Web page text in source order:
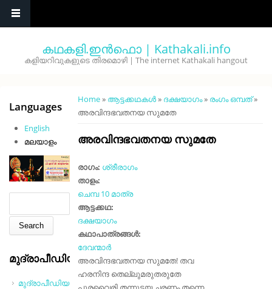
കഥകളി.ഇൻഫൊ | Kathakali.info
കളിയറിവുകളുടെ തിരമൊഴി | The internet Kathakali hangout
You are here
Home» ആട്ടക്കഥകൾ» ദക്ഷയാഗം» രംഗം ഒമ്പത്»
അരവിന്ദഭവതനയ സുമതേ
അരവിന്ദഭവതനയ സുമതേ
രാഗം: ശ്രീരാഗം
താളം:
ചെമ്പ 10 മാത്ര
ആട്ടക്കഥ:
ദക്ഷയാഗം
കഥാപാത്രങ്ങൾ:
ദേവന്മാർ
അരവിന്ദഭവതനയ സുമതേ! തവ
ഹരനിന്ദ തെല്ലുമരുതരുതേ
Languages
English
മലയാളം
മുദ്രാപീഡിയ
മുദ്രാപീഡിയ